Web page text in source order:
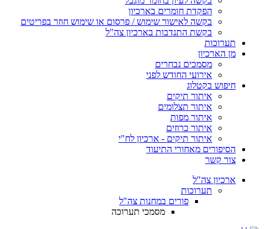
הפקדת חומרים בארכיון
בקשה לאישור שימוש / פרסום או שימוש חוזר בפריטים
בקשת התנדבות בארכיון צה"ל
תערוכות
מן הארכיון
מסמכים נבחרים
אירועי החודש לפני
חיפוש בקטלוג
איתור תיקים
איתור תצלומים
איתור מפות
איתור כרוזים
איתור תיקים - ארכיון לח"י
הסיפורים מאחורי התיעוד
צור קשר
ארכיון צה"ל
תערוכות
פורים במחנות צה"ל
מסמכי תערוכה